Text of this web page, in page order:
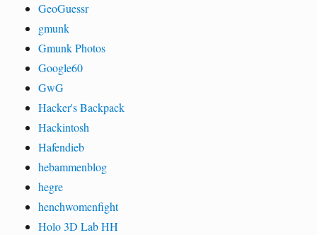
GeoGuessr
gmunk
Gmunk Photos
Google60
GwG
Hacker's Backpack
Hackintosh
Hafendieb
hebammenblog
hegre
henchwomenfight
Holo 3D Lab HH